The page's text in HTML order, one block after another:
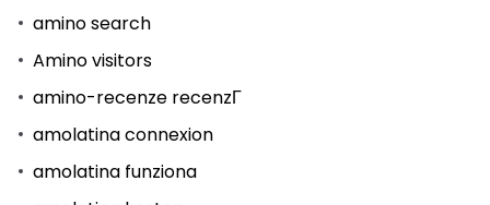
amino search
Amino visitors
amino-recenze recenzГ­
amolatina connexion
amolatina funziona